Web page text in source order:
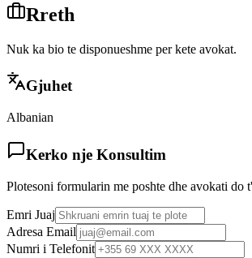
Rreth
Nuk ka bio te disponueshme per kete avokat.
Gjuhet
Albanian
Kerko nje Konsultim
Plotesoni formularin me poshte dhe avokati do
Emri Juaj
Adresa Email
Numri i Telefonit